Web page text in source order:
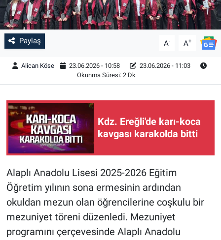
Paylaş A- A+
Alican Köse 23.06.2026 - 10:58
23.06.2026 - 11:03
Okunma Süresi: 2 Dk
Kdz. Ereğli'de karı-koca
kavgası karakolda bitti
Alaplı Anadolu Lisesi 2025-2026 Eğitim
Öğretim yılının sona ermesinin ardından
okuldan mezun olan öğrencilerine coşkulu bir
mezuniyet töreni düzenledi. Mezuniyet
programını çerçevesinde Alaplı Anadolu